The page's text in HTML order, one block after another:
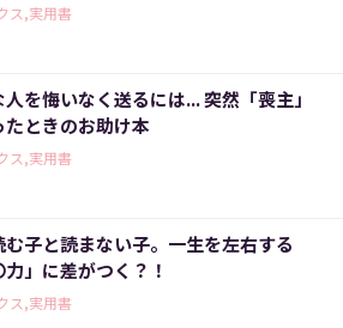
ス,実用書
を悔いなく送るには... 突然「喪主」
たときのお助け本
ス,実用書
む子と読まない子。一生を左右する
力」に差がつく？！
ス,実用書